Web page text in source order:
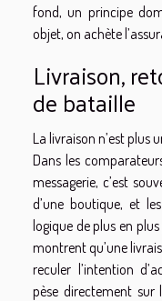
fond, un principe
objet, on achète
Livraison,
de bataille
La livraison n’est plus
Dans les
messagerie, c’est
d’une boutique, et
logique de plus en
montrent qu’une
reculer l’intention
pèse directement sur